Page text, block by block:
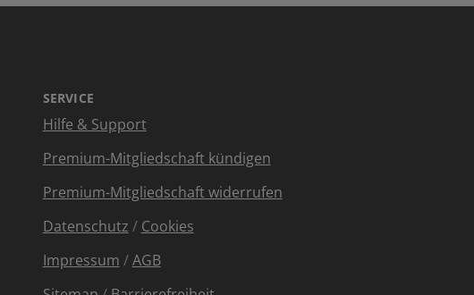
SERVICE
Hilfe & Support
Premium-Mitgliedschaft kündigen
Premium-Mitgliedschaft widerrufen
Datenschutz / Cookies
Impressum /AGB